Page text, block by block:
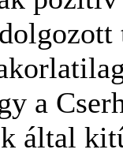
a
által